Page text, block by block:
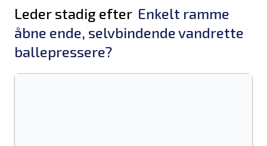
Leder stadig efter Enkelt ramme
åbne ende, selvbindende vandrette
ballepressere?